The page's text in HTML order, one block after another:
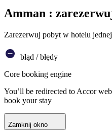
Amman :
Zarezerwuj pobyt w hotelu
błąd / błędy
Core booking engine
You’ll be redirected to Accor
book your stay
Zamknij okno